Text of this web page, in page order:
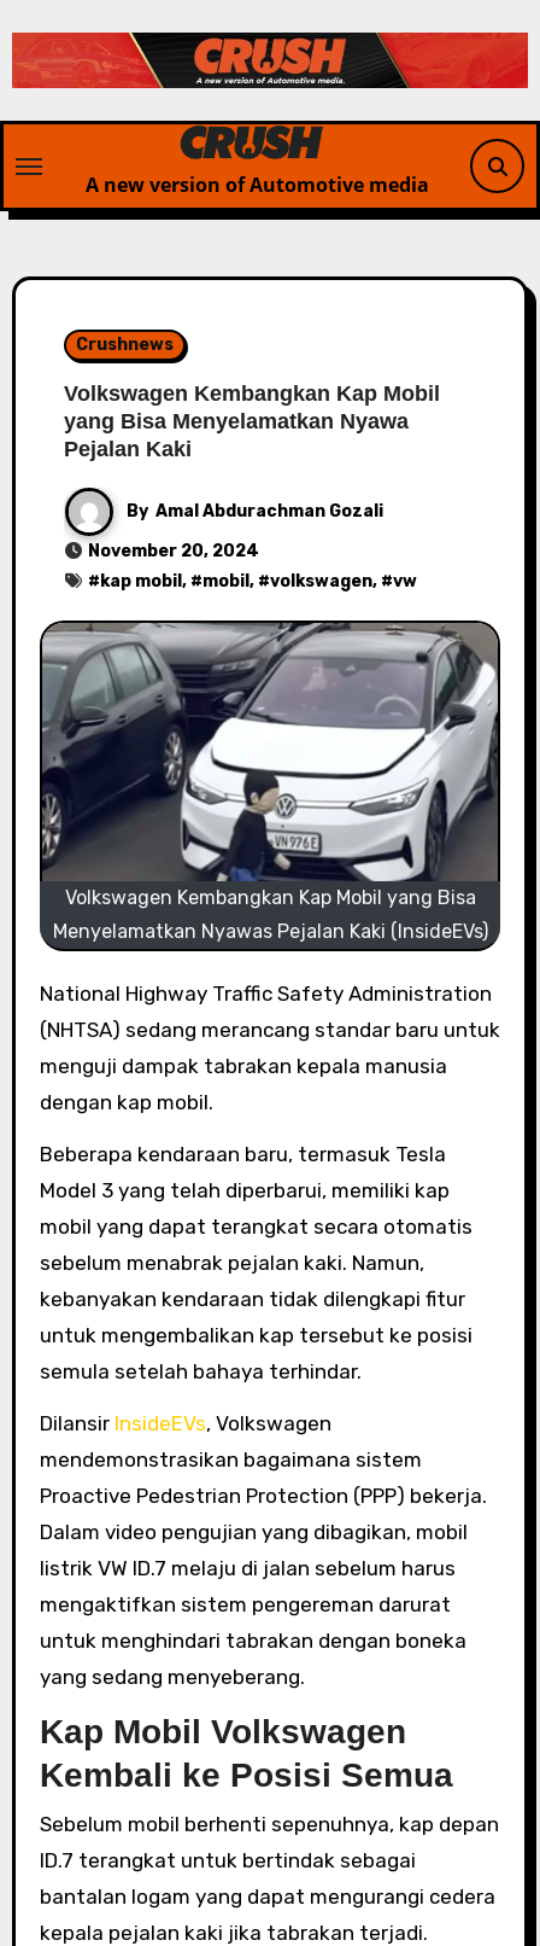
to
content
A new version of Automotive media
Crushnews
Volkswagen Kembangkan Kap Mobil
yang Bisa Menyelamatkan Nyawa
Pejalan Kaki
By Amal Abdurachman Gozali
November 20, 2024
# kap mobil , #mobil , #volkswagen, #vw
Volkswagen Kembangkan Kap Mobil yang Bisa
Menyelamatkan Nyawas Pejalan Kaki (InsideEVs)
National Highway Traffic Safety Administration
(NHTSA) sedang merancang standar baru untuk
menguji dampak tabrakan kepala manusia
dengan kap mobil.
Beberapa kendaraan baru, termasuk Tesla
Model 3 yang telah diperbarui, memiliki kap
mobil yang dapat terangkat secara otomatis
sebelum menabrak pejalan kaki. Namun,
kebanyakan kendaraan tidak dilengkapi fitur
untuk mengembalikan kap tersebut ke posisi
semula setelah bahaya terhindar.
Dilansir InsideEVs, Volkswagen
mendemonstrasikan bagaimana sistem
Proactive Pedestrian Protection (PPP) bekerja.
Dalam video pengujian yang dibagikan, mobil
listrik VW ID.7 melaju di jalan sebelum harus
mengaktifkan sistem pengereman darurat
untuk menghindari tabrakan dengan boneka
yang sedang menyeberang.
Kap Mobil Volkswagen
Kembali ke Posisi Semua
Sebelum mobil berhenti sepenuhnya, kap depan
ID.7 terangkat untuk bertindak sebagai
bantalan logam yang dapat mengurangi cedera
kepala pejalan kaki jika tabrakan terjadi.